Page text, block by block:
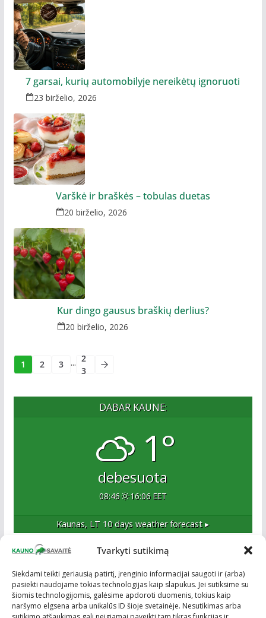
Tvarkyti sutikimą
Siekdami teikti geriausią patirtį, įrenginio informacijai saugoti ir (arba)
pasiekti naudojame tokias technologijas kaip slapukus. Jei sutiksime su
šiomis technologijomis, galėsime apdoroti duomenis, tokius kaip
naršymo elgsena arba unikalūs ID šioje svetainėje. Nesutikimas arba
7 garsai, kurių automobilyje nereikėtų ignoruoti
23 birželio, 2026
Varškė ir braškės – tobulas duetas
20 birželio, 2026
Kur dingo gausus braškių derlius?
20 birželio, 2026
1 2 3 ... 2
3
DABAR KAUNE:
1°
debesuota
08:46 16:06 EET
Kaunas, LT 10 days weather forecast ▸
Esame naujas Kaune, tačiau veržlus ir profesionalus
kolektyvas. Ne naujokai žiniasklaidoje. Į Kauną
žengiame tvirtai įsitikinę savo sėkme.